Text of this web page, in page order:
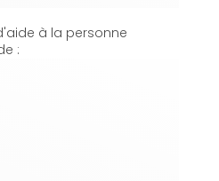
à la personne
: